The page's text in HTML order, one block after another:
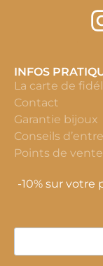
INFOS
La carte de
Contact
Garantie bijoux
Conseils
Points de vente
-10% sur